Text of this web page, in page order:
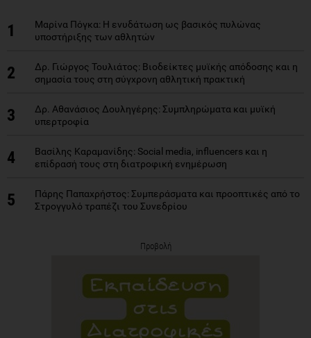
1
Μαρίνα Πόγκα: Η ενυδάτωση ως βασικός πυλώνας
υποστήριξης των αθλητών
2
Δρ. Γιώργος Τουλιάτος: Βιοδείκτες μυϊκής απόδοσης και η
σημασία τους στη σύγχρονη αθλητική πρακτική
3
Δρ. Αθανάσιος Δουληγέρης: Συμπληρώματα και μυϊκή
υπερτροφία
4
Βασίλης Καραμανίδης: Social media, influencers και η
επίδρασή τους στη διατροφική ενημέρωση
5
Πάρης Παπαχρήστος: Συμπεράσματα και προοπτικές από το
Στρογγυλό τραπέζι του Συνεδρίου
Προβολή